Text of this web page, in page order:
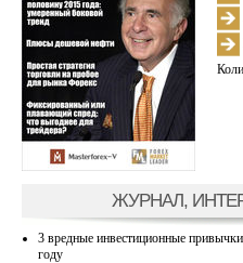
ЖУРНАЛ,
3 вредные инвестиционные
году